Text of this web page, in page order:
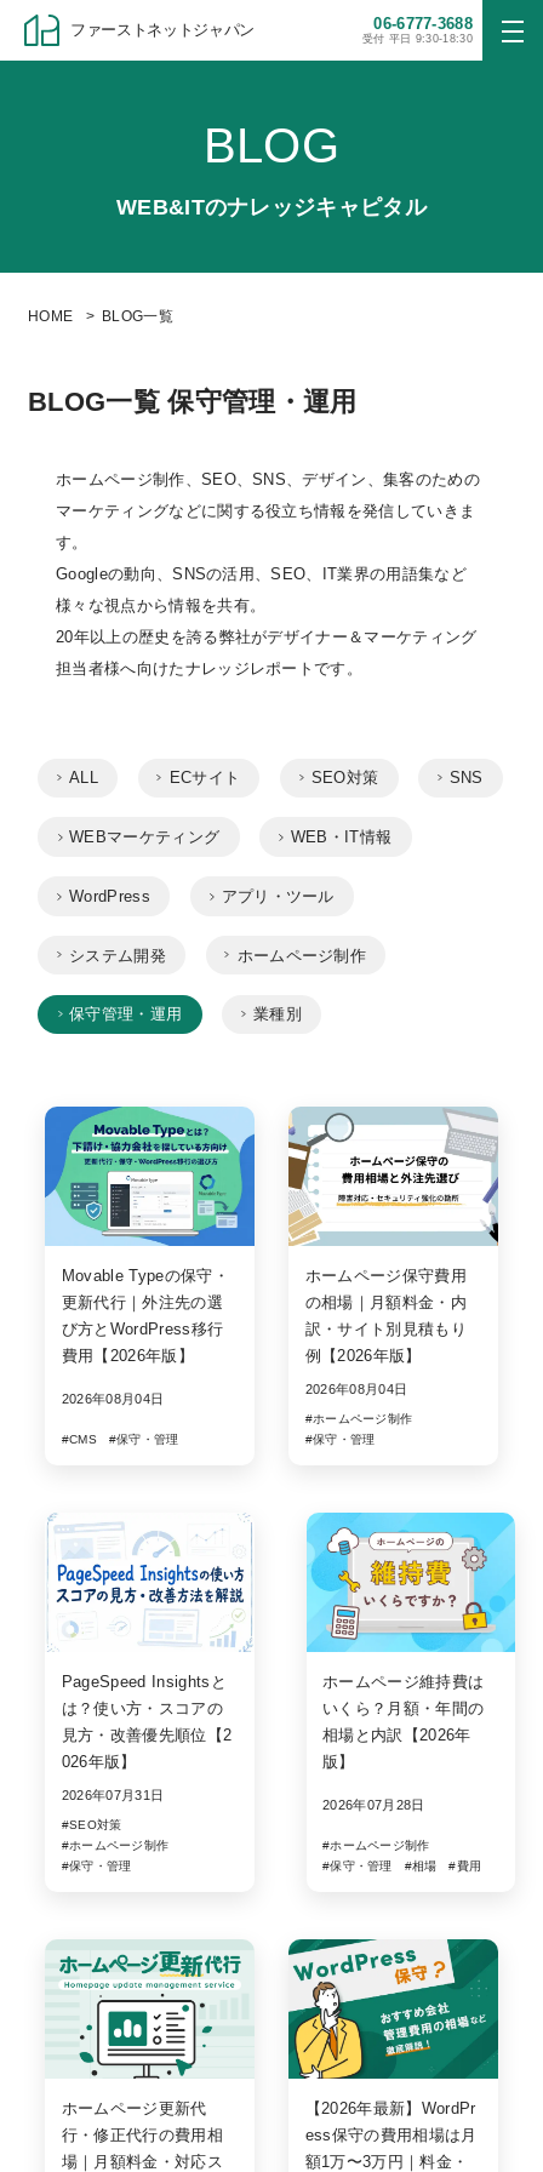
ファーストネットジャパン 06-6777-3688
受付 平日 9:30-18:30
BLOG
WEB&ITのナレッジキャピタル
HOME BLOG一覧
BLOG一覧 保守管理・運用
ホームページ制作、SEO、SNS、デザイン、集客のための
マーケティングなどに関する役立ち情報を発信していきま
す。
Googleの動向、SNSの活用、SEO、IT業界の用語集など
様々な視点から情報を共有。
20年以上の歴史を誇る弊社がデザイナー＆マーケティング
担当者様へ向けたナレッジレポートです。
ALL ECサイト SEO対策 SNS
WEBマーケティング WEB・IT情報
WordPress アプリ・ツール
システム開発 ホームページ制作
保守管理・運用 業種別
Movable Typeの保守・
更新代行｜外注先の選
び方とWordPress移行
費用【2026年版】
2026年08月04日
#CMS #保守・管理
ホームページ保守費用
の相場｜月額料金・内
訳・サイト別見積もり
例【2026年版】
2026年08月04日
#ホームページ制作
#保守・管理
PageSpeed Insightsと
は？使い方・スコアの
見方・改善優先順位【2
026年版】
2026年07月31日
#SEO対策
#ホームページ制作
#保守・管理
ホームページ維持費は
いくら？月額・年間の
相場と内訳【2026年
版】
2026年07月28日
#ホームページ制作
#保守・管理
#相場 #費用
ホームページ更新代
行・修正代行の費用相
場｜月額料金・対応ス
【2026年最新】WordPr
ess保守の費用相場は月
額1万〜3万円｜料金・